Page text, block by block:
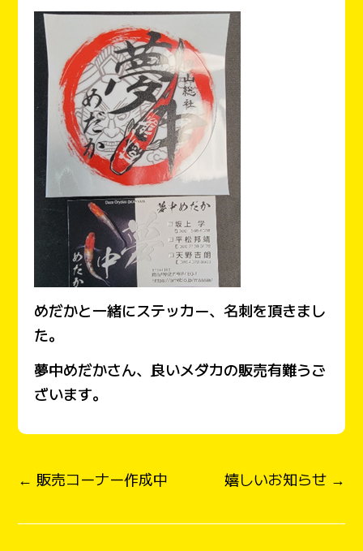
めだかと一緒にステッカー、名刺を頂きまし
た。
夢中めだかさん、良いメダカの販売有難うご
ざいます。
← 販売コーナー作成中 嬉しいお知らせ →